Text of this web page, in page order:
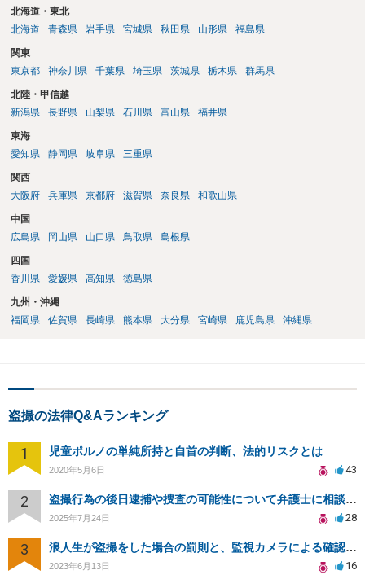
北海道・東北
北海道
青森県 岩手県 宮城県 秋田県 山形県 福島県
関東
東京都
神奈川県 千葉県 埼玉県 茨城県 栃木県 群馬県
北陸・甲信越
新潟県
長野県 山梨県 石川県 富山県 福井県
東海
愛知県
静岡県 岐阜県 三重県
関西
大阪府
兵庫県 京都府 滋賀県 奈良県 和歌山県
中国
広島県
岡山県 山口県 鳥取県 島根県
四国
香川県
愛媛県 高知県 徳島県
九州・沖縄
福岡県
佐賀県 長崎県 熊本県 大分県 宮崎県 鹿児島県 沖縄県
盗撮の法律Q&Aランキング
1 児童ポルノの単純所持と自首の判断、法的リスクとは
2020年5月6日 43
2 盗撮行為の後日逮捕や捜査の可能性について弁護士に相談したい
2025年7月24日 28
3 浪人生が盗撮をした場合の罰則と、監視カメラによる確認について
2023年6月13日 16